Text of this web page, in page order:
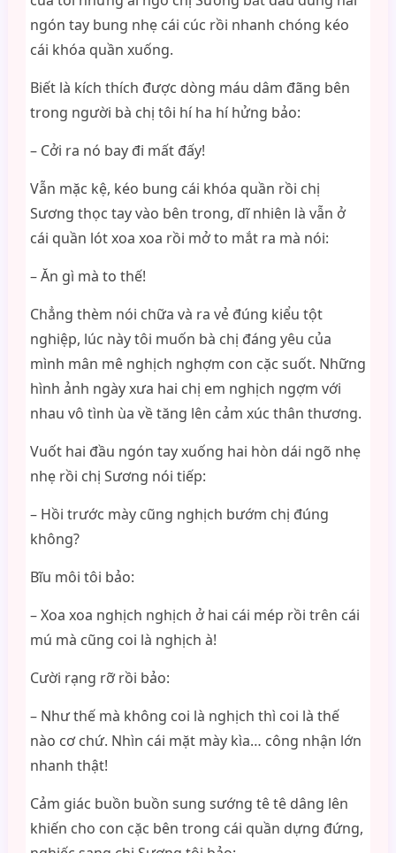
ngón tay bung nhẹ cái cúc rồi nhanh chóng kéo
cái khóa quần xuống.
Biết là kích thích được dòng máu dâm đãng bên
trong người bà chị tôi hí ha hí hửng bảo:
– Cởi ra nó bay đi mất đấy!
Vẫn mặc kệ, kéo bung cái khóa quần rồi chị
Sương thọc tay vào bên trong, dĩ nhiên là vẫn ở
cái quần lót xoa xoa rồi mở to mắt ra mà nói:
– Ăn gì mà to thế!
Chẳng thèm nói chữa và ra vẻ đúng kiểu tột
nghiệp, lúc này tôi muốn bà chị đáng yêu của
mình mân mê nghịch nghợm con cặc suốt. Những
hình ảnh ngày xưa hai chị em nghịch ngợm với
nhau vô tình ùa về tăng lên cảm xúc thân thương.
Vuốt hai đầu ngón tay xuống hai hòn dái ngõ nhẹ
nhẹ rồi chị Sương nói tiếp:
– Hồi trước mày cũng nghịch bướm chị đúng
không?
Bĩu môi tôi bảo:
– Xoa xoa nghịch nghịch ở hai cái mép rồi trên cái
mú mà cũng coi là nghịch à!
Cười rạng rỡ rồi bảo:
– Như thế mà không coi là nghịch thì coi là thế
nào cơ chứ. Nhìn cái mặt mày kìa… công nhận lớn
nhanh thật!
Cảm giác buồn buồn sung sướng tê tê dâng lên
khiến cho con cặc bên trong cái quần dựng đứng,